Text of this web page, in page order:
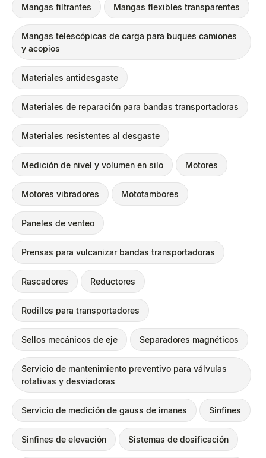
Mangas filtrantes Mangas flexibles transparentes
Mangas telescópicas de carga para buques camiones
y acopios
Materiales antidesgaste
Materiales de reparación para bandas transportadoras
Materiales resistentes al desgaste
Medición de nivel y volumen en silo Motores
Motores vibradores Mototambores
Paneles de venteo
Prensas para vulcanizar bandas transportadoras
Rascadores Reductores
Rodillos para transportadores
Sellos mecánicos de eje Separadores magnéticos
Servicio de mantenimiento preventivo para válvulas
rotativas y desviadoras
Servicio de medición de gauss de imanes Sinfines
Sinfines de elevación Sistemas de dosificación